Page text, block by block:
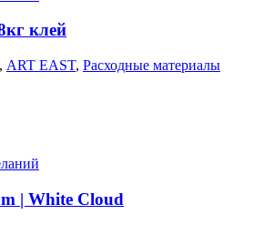
клей
, ART EAST, Расходные материалы
| White Cloud